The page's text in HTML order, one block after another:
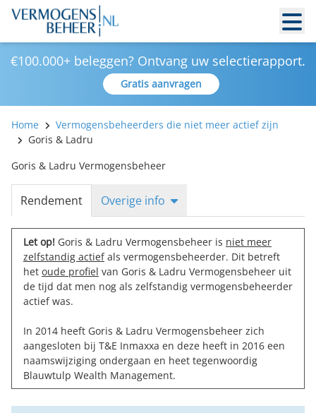
€100.000+ beleggen? Ontvang uw selectierapport.
Gratis aanvragen
Home
Vermogensbeheerders die niet meer actief zijn
Goris & Ladru
Goris & Ladru Vermogensbeheer
Rendement Overige info
Let op! Goris & Ladru Vermogensbeheer is niet meer
zelfstandig actiefals vermogensbeheerder. Dit betreft
het oude profiel van Goris & Ladru Vermogensbeheer uit
de tijd dat men nog als zelfstandig vermogensbeheerder
actief was.
In 2014 heeft Goris & Ladru Vermogensbeheer zich
aangesloten bij T&E Inmaxxa en deze heeft in 2016 een
naamswijziging ondergaan en heet tegenwoordig
Blauwtulp Wealth Management.